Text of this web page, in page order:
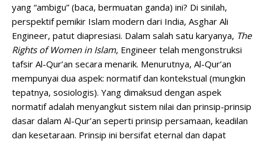
yang “ambigu” (baca, bermuatan ganda) ini? Di sinilah,
perspektif pemikir Islam modern dari India, Asghar Ali
Engineer, patut diapresiasi. Dalam salah satu karyanya, The
Rights of Women in Islam, Engineer telah mengonstruksi
tafsir Al-Qur’an secara menarik. Menurutnya, Al-Qur’an
mempunyai dua aspek: normatif dan kontekstual (mungkin
tepatnya, sosiologis). Yang dimaksud dengan aspek
normatif adalah menyangkut sistem nilai dan prinsip-prinsip
dasar dalam Al-Qur’an seperti prinsip persamaan, keadilan
dan kesetaraan. Prinsip ini bersifat eternal dan dapat